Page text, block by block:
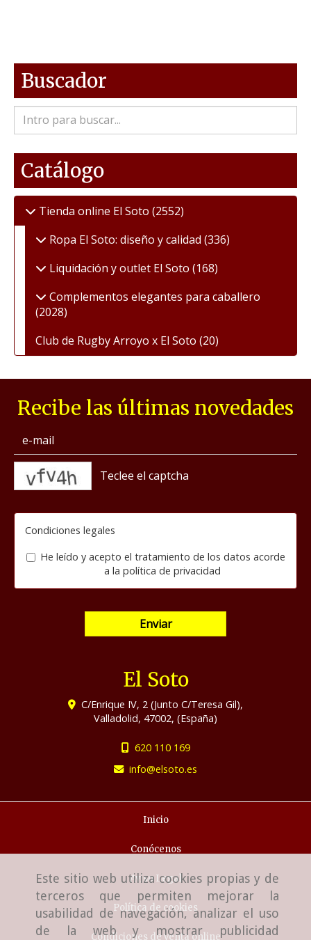
Este sitio web utiliza cookies propias y de
terceros que permiten mejorar la
usabilidad de navegación, analizar el uso
de la web y mostrar publicidad
Buscador
Catálogo
Tienda online El Soto (2552)
Ropa El Soto: diseño y calidad (336)
Liquidación y outlet El Soto (168)
Complementos elegantes para caballero
(2028)
Club de Rugby Arroyo x El Soto (20)
Recibe las últimas novedades
Condiciones legales
He leído y acepto el tratamiento de los datos acorde
a la política de privacidad
Enviar
El Soto
C/Enrique IV, 2 (Junto C/Teresa Gil),
Valladolid, 47002, (España)
620 110 169
info
elsoto.es
Inicio
Conócenos
Aviso Legal
Política de cookies
Condiciones de venta online